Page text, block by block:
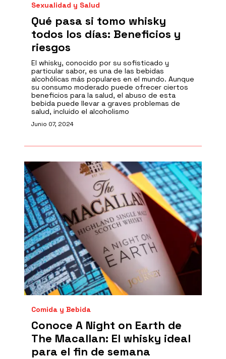
Sexualidad y Salud
Qué pasa si tomo whisky
todos los días: Beneficios y
riesgos
El whisky, conocido por su sofisticado y
particular sabor, es una de las bebidas
alcohólicas más populares en el mundo. Aunque
su consumo moderado puede ofrecer ciertos
beneficios para la salud, el abuso de esta
bebida puede llevar a graves problemas de
salud, incluido el alcoholismo
Junio 07, 2024
Comida y Bebida
Conoce A Night on Earth de
The Macallan: El whisky ideal
para el fin de semana